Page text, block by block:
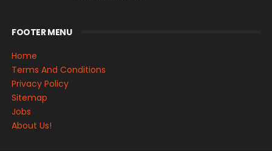
FOOTER MENU
Home
Terms And Conditions
Privacy Policy
Sitemap
Jobs
About Us!